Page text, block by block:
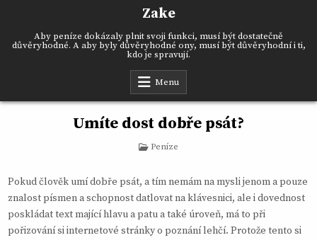
Zake
Aby peníze dokázaly plnit svoji funkci, musí být dostatečně
důvěryhodné. A aby byly důvěryhodné ony, musí být důvěryhodní i ti,
kdo je spravují.
Menu
Umíte dost dobře psát?
Posted
Peníze
Pokud člověk umí dobře psát, a tím nemám na mysli jenom a pouze
znalost písmen a schopnost datlovat na klávesnici, ale i dovednost
poskládat text mající hlavu a patu a také úroveň, má to při
pořizování si internetové stránky o poznání lehčí. Protože tento si